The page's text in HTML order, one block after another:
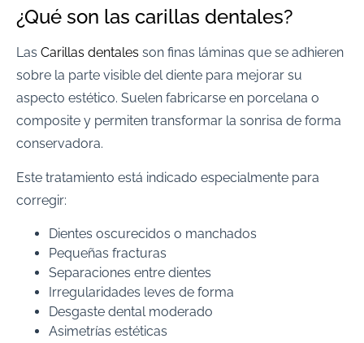
¿Qué son las carillas dentales?
Las Carillas dentales son finas láminas que se adhieren
sobre la parte visible del diente para mejorar su
aspecto estético. Suelen fabricarse en porcelana o
composite y permiten transformar la sonrisa de forma
conservadora.
Este tratamiento está indicado especialmente para
corregir:
Dientes oscurecidos o manchados
Pequeñas fracturas
Separaciones entre dientes
Irregularidades leves de forma
Desgaste dental moderado
Asimetrías estéticas